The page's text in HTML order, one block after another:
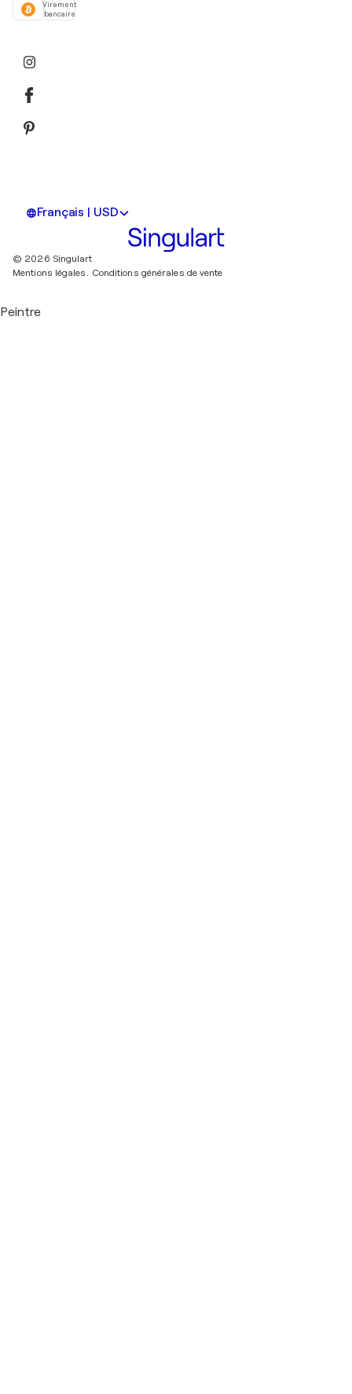
Virement
bancaire
Français | USD
© 2026 Singulart
Mentions légales. Conditions générales de vente
Peintre